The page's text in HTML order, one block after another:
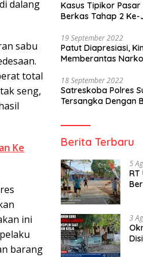
dalang
sabu
total
seng,
Ke
ini
barang
Kasus Tipikor
Berkas Tahap 2 Ke-
19 September 2022
Patut Diapresiasi,
Memberantas
18 September 2022
Satreskoba Polres
Tersangka Dengan
Berita Terbaru
5
RT
3